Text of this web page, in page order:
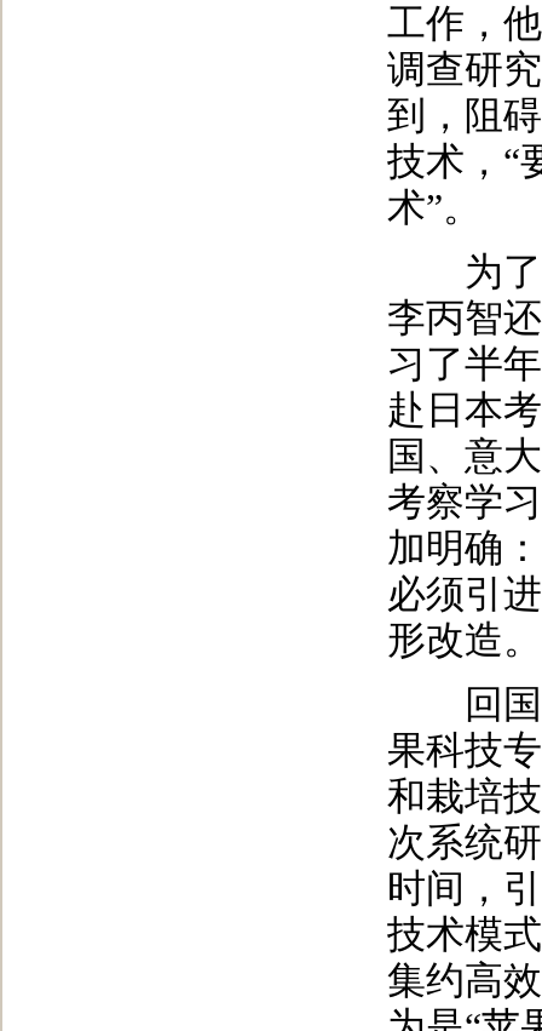
工作，
调查研
到，阻
技术，“
术”。
为了
李丙智
习了半
赴日本
国、意
考察学
加明确
必须引
形改造
回国
果科技
和栽培
次系统
时间，
技术模
集约高